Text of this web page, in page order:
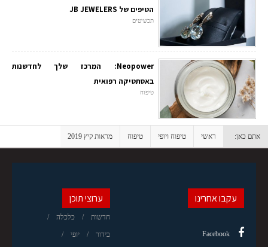
הטיפים של JB JEWELERS
תכשיטים
Neopower: המרכז שלך לחדשנות
באסתטיקה רפואית
טיפוח
אתם כאן: ראשי טיפוח ויופי טיפוח מראות קיץ 2019
ערוצי תוכן
חדשות כלכלה
בידור יופי
עקבו אחרינו
Facebook